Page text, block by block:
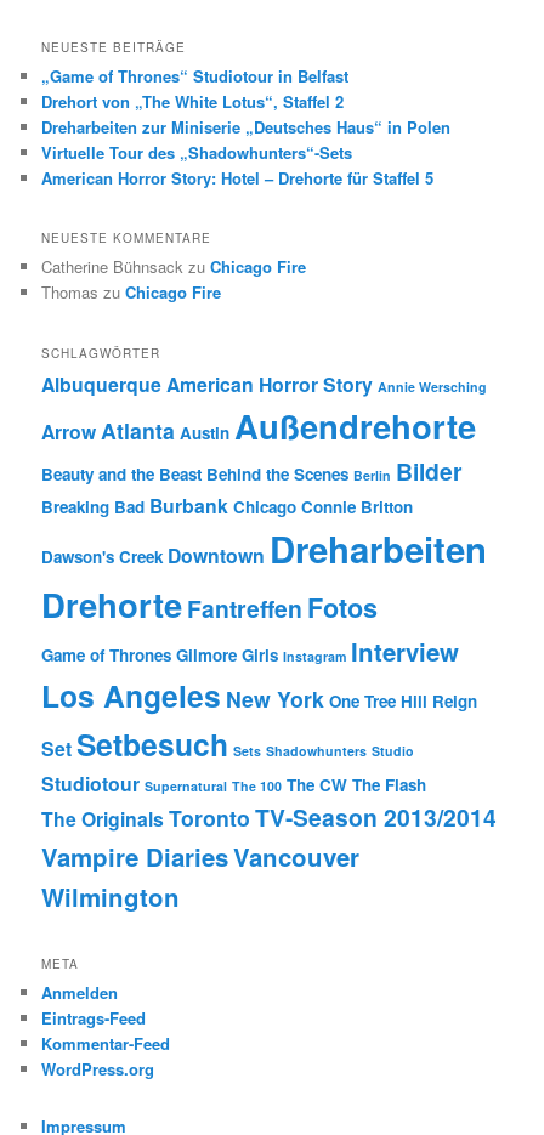
NEUESTE BEITRÄGE
„Game of Thrones“ Studiotour in Belfast
Drehort von „The White Lotus“, Staffel 2
Dreharbeiten zur Miniserie „Deutsches Haus“ in Polen
Virtuelle Tour des „Shadowhunters“-Sets
American Horror Story: Hotel – Drehorte für Staffel 5
NEUESTE KOMMENTARE
Catherine Bühnsack zuChicago Fire
Thomas zuChicago Fire
SCHLAGWÖRTER
Albuquerque American Horror Story Annie Wersching
Arrow Atlanta Austin Außendrehorte
Beauty and the Beast Behind the Scenes Berlin Bilder
Breaking Bad Burbank Chicago Connie Britton
Dawson's Creek Downtown Dreharbeiten
DrehorteFantreffen Fotos
Game of Thrones Gilmore Girls Instagram Interview
Los Angeles New York One Tree Hill Reign
SetSetbesuch Sets Shadowhunters Studio
Studiotour Supernatural The 100 The CW The Flash
The OriginalsToronto TV-Season 2013/2014
Vampire DiariesVancouver
Wilmington
META
Anmelden
Eintrags-Feed
Kommentar-Feed
WordPress.org
Impressum